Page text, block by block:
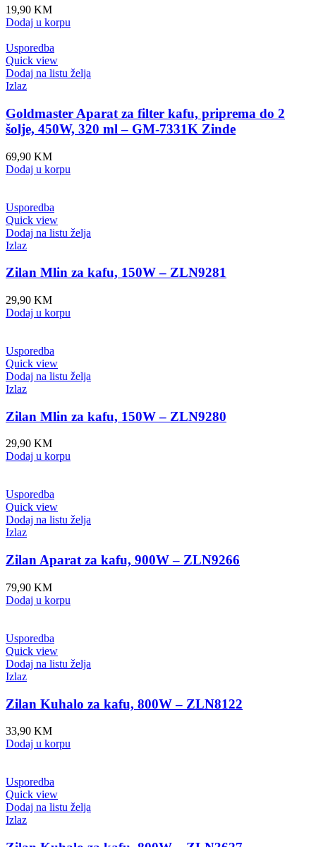
19,90 KM
Dodaj u korpu
Usporedba
Quick view
Dodaj na listu želja
Izlaz
Goldmaster Aparat za filter kafu, priprema do 2
šolje, 450W, 320 ml – GM-7331K Zinde
69,90 KM
Dodaj u korpu
Usporedba
Quick view
Dodaj na listu želja
Izlaz
Zilan Mlin za kafu, 150W – ZLN9281
29,90 KM
Dodaj u korpu
Usporedba
Quick view
Dodaj na listu želja
Izlaz
Zilan Mlin za kafu, 150W – ZLN9280
29,90 KM
Dodaj u korpu
Usporedba
Quick view
Dodaj na listu želja
Izlaz
Zilan Aparat za kafu, 900W – ZLN9266
79,90 KM
Dodaj u korpu
Usporedba
Quick view
Dodaj na listu želja
Izlaz
Zilan Kuhalo za kafu, 800W – ZLN8122
33,90 KM
Dodaj u korpu
Usporedba
Quick view
Dodaj na listu želja
Izlaz